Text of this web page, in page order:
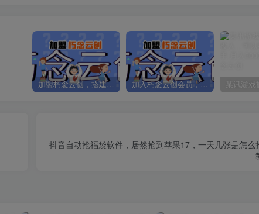
加盟朽念云创，搭建同款项目资源站，实现日入2000+ 加入朽念云创会员，全站资源免费学习。
抖音自动抢福袋软件，居然抢到苹果17，一天几张是怎么